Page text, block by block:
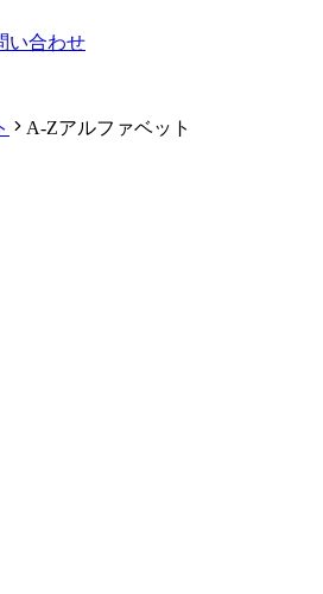
い合わせ
A-Zアルファベット